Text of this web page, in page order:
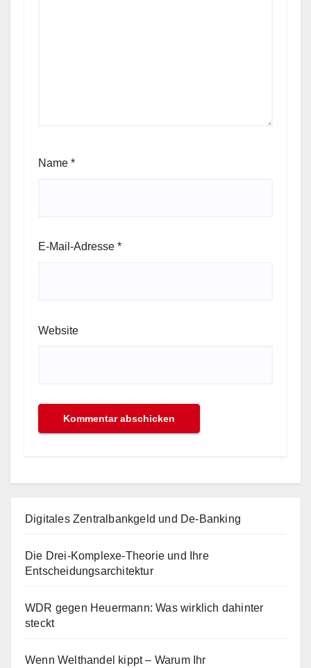
Name *
E-Mail-Adresse *
Website
Digitales Zentralbankgeld und De-Banking
Die Drei-Komplexe-Theorie und Ihre
Entscheidungsarchitektur
WDR gegen Heuermann: Was wirklich dahinter
steckt
Wenn Welthandel kippt – Warum Ihr